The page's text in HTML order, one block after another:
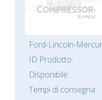
Ford-Lincoln-
ID Prodotto:
Disponibile:
Tempi di consegna: